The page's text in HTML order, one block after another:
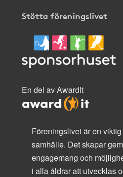
Stötta föreningslivet
En del av AwardIt
Föreningslivet är en
samhälle. Det skapar
engagemang och
i alla åldrar att utvecklas